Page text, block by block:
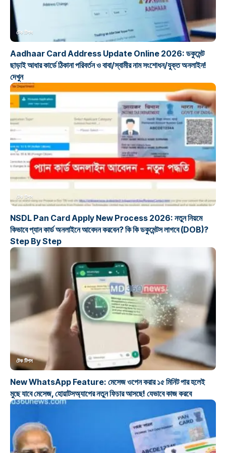
টেক টিপস
Aadhaar Card Address Update Online 2026: ডকুমেন্ট
ছাড়াই আধার কার্ডে ঠিকানা পরিবর্তন ও বাবা/স্বামীর নাম সংশোধন/যুক্ত অনলাইন!
দেখুন
টেক টিপস
NSDL Pan Card Apply New Process 2026: নতুন নিয়মে
কিভাবে প্যান কার্ড অনলাইনে আবেদন করবেন? কি কি ডকুমেন্টস লাগবে (DOB)?
Step By Step
টেক টিপস
New WhatsApp Feature: মেসেজ ওপেন করার ১৫ মিনিট পার হলেই
মুছে যাবে মেসেজ, হোয়াটসঅ্যাপের নতুন ফিচার আসছে! যেভাবে কাজ করবে